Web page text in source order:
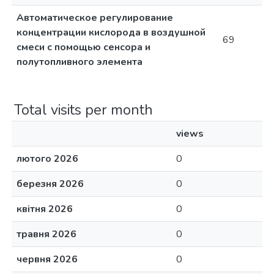
Автоматическое регулирование
концентрации кислорода в воздушной
смеси с помощью сенсора и
полутопливного элемента
69
Total visits per month
views
лютого 2026
0
березня 2026
0
квітня 2026
0
травня 2026
0
червня 2026
0